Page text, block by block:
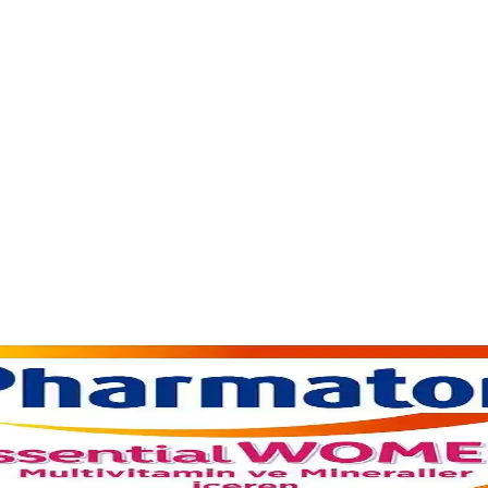
dökülmesini önler ve güçlendirir. Günlük kullanım ve çeşitli fiyat
Yaklaşımlar
ve bilimsel bilgiler. Sağlıklı yaşam için bilinçli tercihlerin önemi
Yeri Analizi